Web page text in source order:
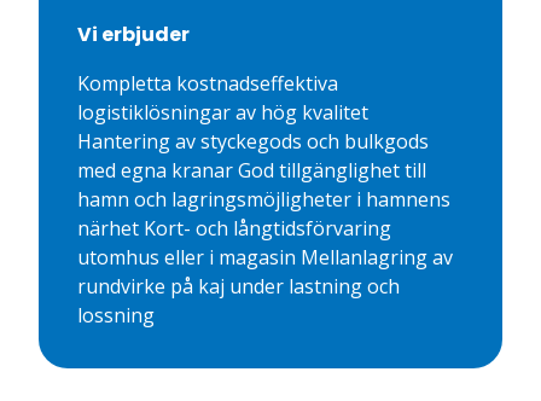
Vi erbjuder
Kompletta kostnadseffektiva
logistiklösningar av hög kvalitet
Hantering av styckegods och bulkgods
med egna kranar God tillgänglighet till
hamn och lagringsmöjligheter i hamnens
närhet Kort- och långtidsförvaring
utomhus eller i magasin Mellanlagring av
rundvirke på kaj under lastning och
lossning